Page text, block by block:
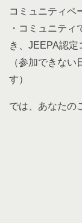
コミュニティペ
・コミュニテ
き、JEEPA認定
（参加できな
す）
では、あなたの